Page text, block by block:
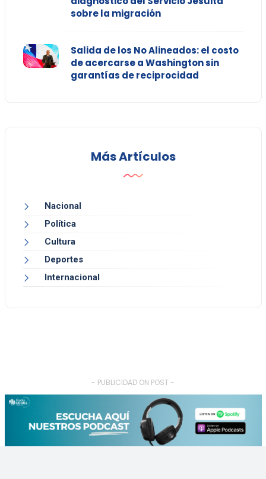
sobre la migración
Salida de los No Alineados: el costo
de acercarse a Washington sin
garantías de reciprocidad
Más Artículos
Nacional
Política
Cultura
Deportes
Internacional
- PUBLICIDAD ON POST -